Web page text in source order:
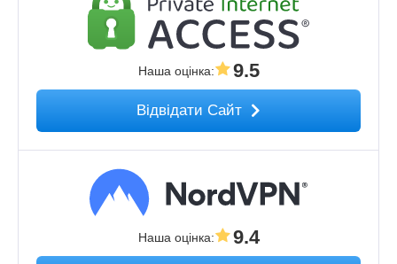
Наша оцінка: 9.5
Відвідати Сайт
Наша оцінка: 9.4